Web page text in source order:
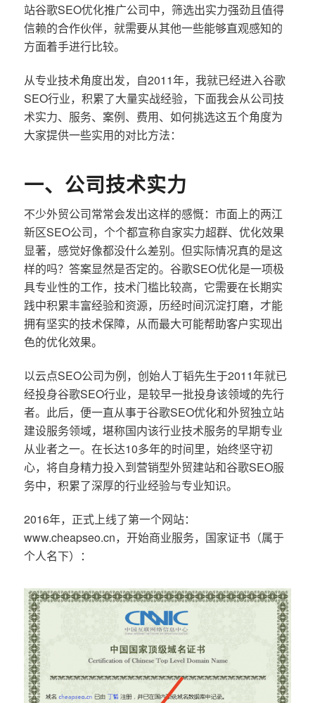
站谷歌SEO优化推广公司中，筛选出实力强劲且值得
信赖的合作伙伴，就需要从其他一些能够直观感知的
方面着手进行比较。
从专业技术角度出发，自2011年，我就已经进入谷歌
SEO行业，积累了大量实战经验，下面我会从公司技
术实力、服务、案例、费用、如何挑选这五个角度为
大家提供一些实用的对比方法：
一、公司技术实力
不少外贸公司常常会发出这样的感慨：市面上的两江
新区SEO公司，个个都宣称自家实力超群、优化效果
显著，感觉好像都没什么差别。但实际情况真的是这
样的吗？答案显然是否定的。谷歌SEO优化是一项极
具专业性的工作，技术门槛比较高，它需要在长期实
践中积累丰富经验和资源，历经时间沉淀打磨，才能
拥有坚实的技术保障，从而最大可能帮助客户实现出
色的优化效果。
以云点SEO公司为例，创始人丁韬先生于2011年就已
经投身谷歌SEO行业，是较早一批投身该领域的先行
者。此后，便一直从事于谷歌SEO优化和外贸独立站
建设服务领域，堪称国内该行业技术服务的早期专业
从业者之一。在长达10多年的时间里，始终坚守初
心，将自身精力投入到营销型外贸建站和谷歌SEO服
务中，积累了深厚的行业经验与专业知识。
2016年，正式上线了第一个网站：
www.cheapseo.cn，开始商业服务，国家证书（属于
个人名下）：